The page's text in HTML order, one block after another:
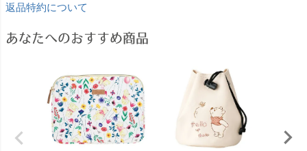
返品特約について
あなたへのおすすめ商品